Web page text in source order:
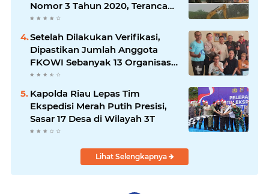
Nomor 3 Tahun 2020, Terancam
Pidana Dan Denda
Setelah Dilakukan Verifikasi,
Dipastikan Jumlah Anggota
FKOWI Sebanyak 13 Organisasi
Wartawan Sekabupaten
Indramayu
Kapolda Riau Lepas Tim
Ekspedisi Merah Putih Presisi,
Sasar 17 Desa di Wilayah 3T
Lihat Selengkapnya